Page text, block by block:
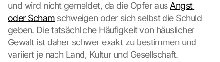
und wird nicht gemeldet, da die Opfer aus Angst
oder Scham schweigen oder sich selbst die Schuld
geben. Die tatsächliche Häufigkeit von häuslicher
Gewalt ist daher schwer exakt zu bestimmen und
variiert je nach Land, Kultur und Gesellschaft.
l
i
c
k
i
n